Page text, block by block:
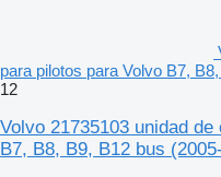
para pilotos para Volvo B7,
12
Volvo 21735103 unidad
B7, B8, B9, B12 bus